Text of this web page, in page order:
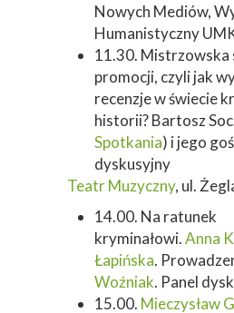
Nowych Mediów,
Humanistyczny
11.30.
promocji, czyli jak
recenzje w świecie
historii? Bartosz
Spotkania) i jego
dyskusyjny
Teatr Muzyczny, ul.
14.00. Na ratunek
kryminałowi.Anna
Łapińska.
Woźniak. Panel
15.00. Mieczysław